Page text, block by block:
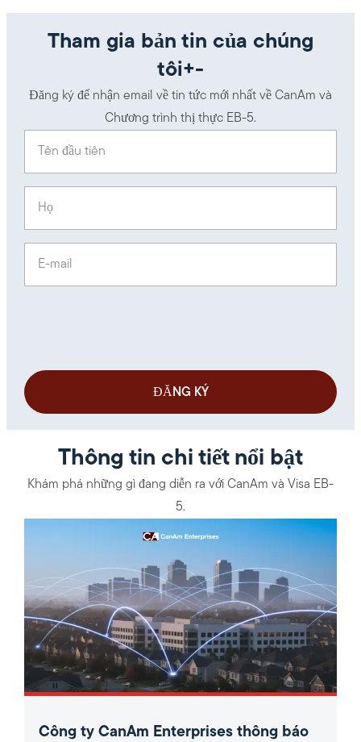
Tham gia bản tin của chúng
tôi+-
Đăng ký để nhận email về tin tức mới nhất về CanAm và
Chương trình thị thực EB-5.
Thông tin chi tiết nổi bật
Khám phá những gì đang diễn ra với CanAm và Visa EB-
5.
Công ty CanAm Enterprises thông báo